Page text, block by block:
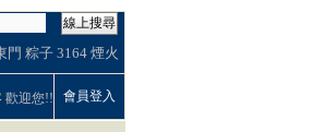
線上搜尋
門 粽子 3164 煙火
歡迎您!! 會員登入